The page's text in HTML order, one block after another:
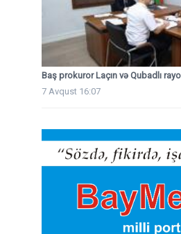
Baş prokuror Laçın və Qubadlı
7 Avqust 16:07